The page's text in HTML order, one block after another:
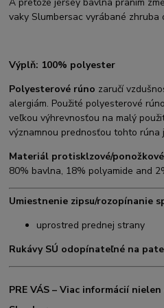
vaky Slumbersac vyrábané zhruba
Výplň: 100% polyester
Polyesterové rúno zaručí
alergiám. Použité polyesterové
veľkou výhrevnosťou na malý
významnou prednosťou tohto rúna
Materiál protisklzové/
80% bavlna, 18% polyamide and
Umiestnenie zipsu/rozopínanie
uprostred prednej strany
Rukávy SÚ odopínateľné na
PRE VÁS – Viac informácií